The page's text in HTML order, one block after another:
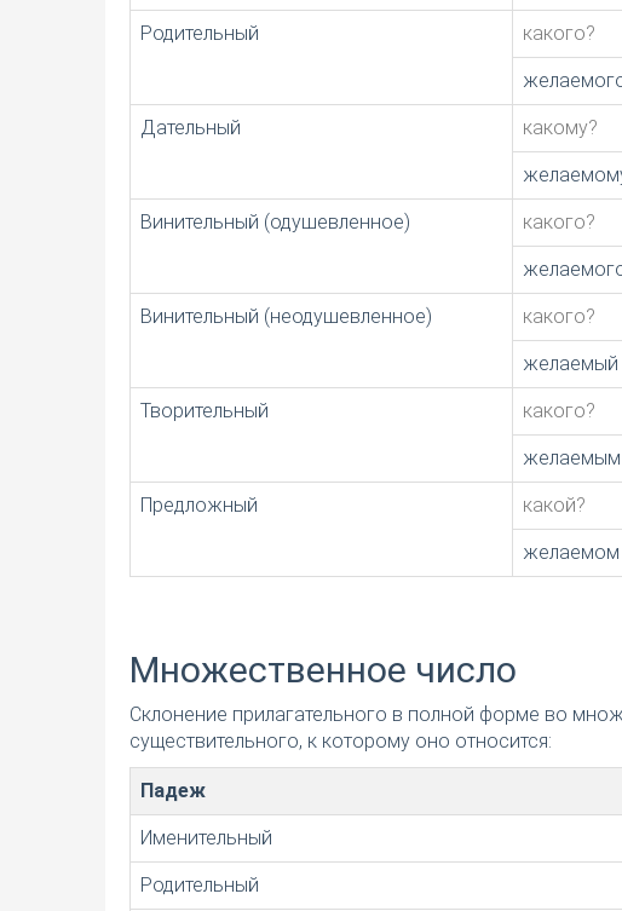
Родительный какого?
Дательный какому?
Винительный (одушевленное) какого?
Винительный (неодушевленное) какого?
желаемый
Творительный какого?
желаемым
Предложный какой?
желаемом
Множественное число
Склонение прилагательного в полной форме во
существительного, к которому оно относится:
Падеж
Именительный
Родительный